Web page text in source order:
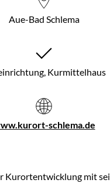
Aue-Bad Schlema
Kurmittelhaus
schlema.de
Kurortentwicklung mit